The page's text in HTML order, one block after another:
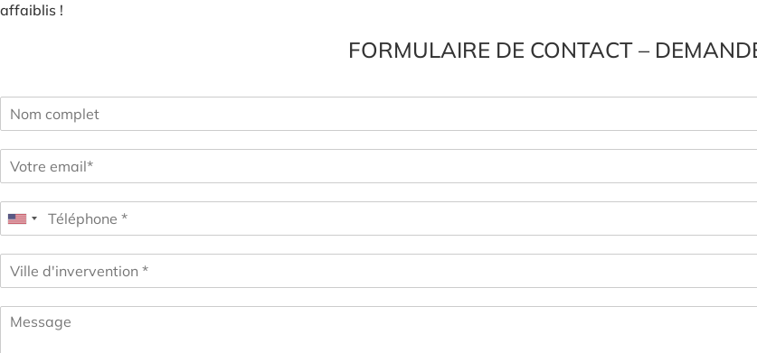
affaiblis !
FORMULAIRE DE CONTACT –